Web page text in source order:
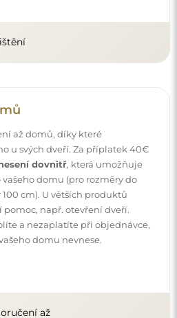
našeho zrcadla snadné a
pro vás podrobné návody.
nezbytné ke správné
týkající se jeho péče, čištění a
těšit z jeho bezvadného
montáži a použití.